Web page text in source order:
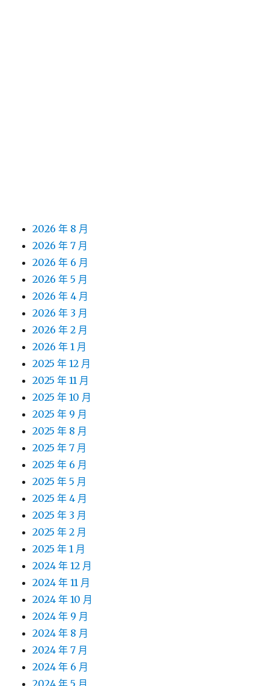
2026 年 8 月
2026 年 7 月
2026 年 6 月
2026 年 5 月
2026 年 4 月
2026 年 3 月
2026 年 2 月
2026 年 1 月
2025 年 12 月
2025 年 11 月
2025 年 10 月
2025 年 9 月
2025 年 8 月
2025 年 7 月
2025 年 6 月
2025 年 5 月
2025 年 4 月
2025 年 3 月
2025 年 2 月
2025 年 1 月
2024 年 12 月
2024 年 11 月
2024 年 10 月
2024 年 9 月
2024 年 8 月
2024 年 7 月
2024 年 6 月